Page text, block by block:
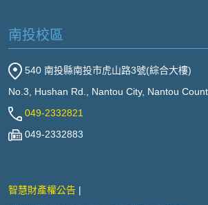
南投校區
540 南投縣南投市虎山路3號(綜合大樓)
No.3, Hushan Rd., Nantou City, Nantou
049-2332821
049-2332883
智慧財產權公告